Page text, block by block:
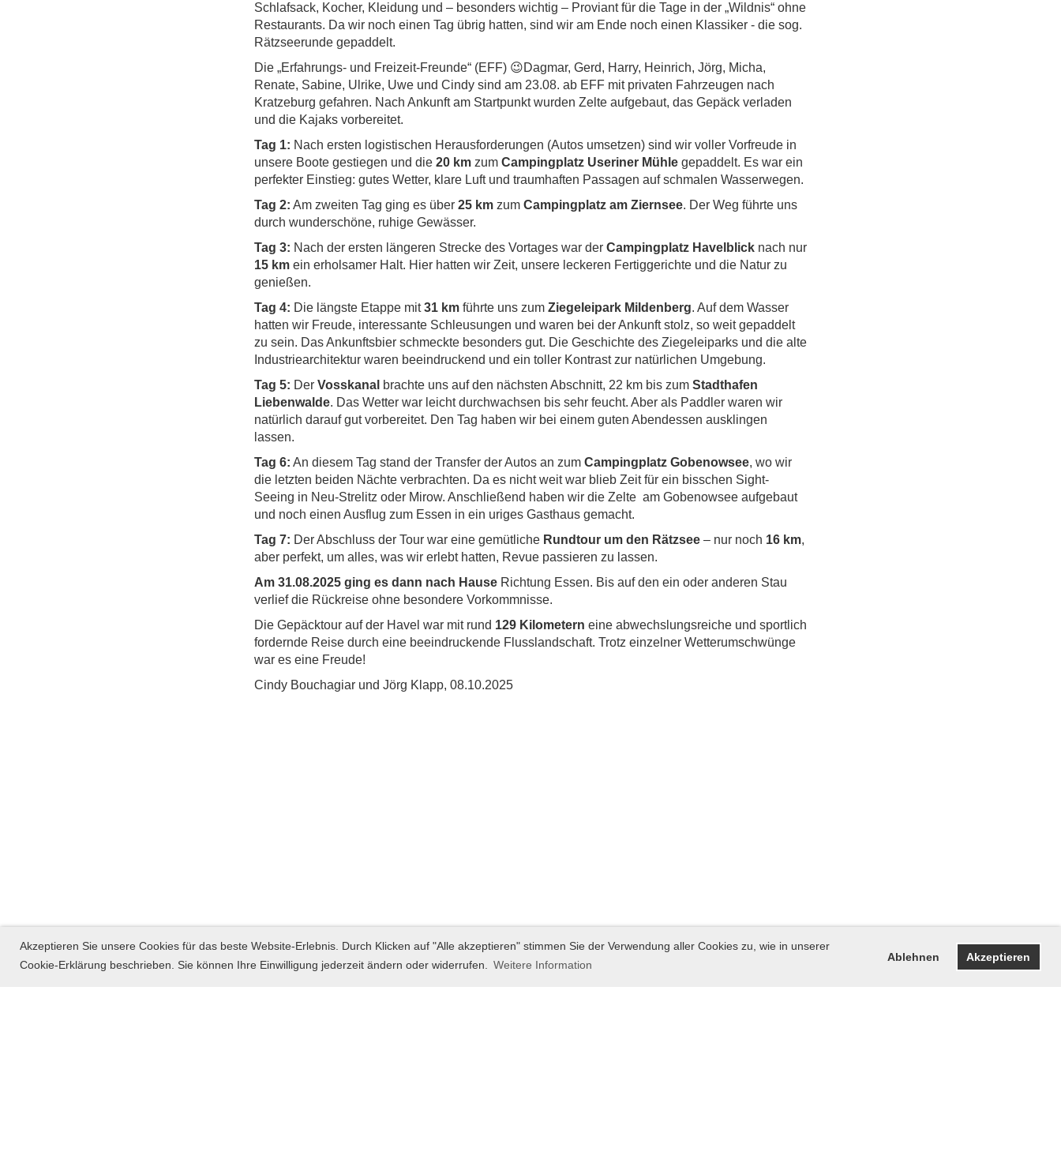
Akzeptieren Sie unsere Cookies für das beste Website-Erlebnis. Durch Klicken auf "Alle akzeptieren" stimmen Sie der Verwendung aller Cookies zu, wie in unserer
Cookie-Erklärung beschrieben. Sie können Ihre Einwilligung jederzeit ändern oder widerrufen. Weitere Information
Ablehnen Akzeptieren
Schlafsack, Kocher, Kleidung und – besonders wichtig – Proviant für die Tage in der „Wildnis“ ohne
Restaurants. Da wir noch einen Tag übrig hatten, sind wir am Ende noch einen Klassiker - die sog.
Rätzseerunde gepaddelt.
Die „Erfahrungs- und Freizeit-Freunde“ (EFF) 😉Dagmar, Gerd, Harry, Heinrich, Jörg, Micha,
Renate, Sabine, Ulrike, Uwe und Cindy sind am 23.08. ab EFF mit privaten Fahrzeugen nach
Kratzeburg gefahren. Nach Ankunft am Startpunkt wurden Zelte aufgebaut, das Gepäck verladen
und die Kajaks vorbereitet.
Tag 1: Nach ersten logistischen Herausforderungen (Autos umsetzen) sind wir voller Vorfreude in
unsere Boote gestiegen und die 20 kmzum Campingplatz Useriner Mühle gepaddelt. Es war ein
perfekter Einstieg: gutes Wetter, klare Luft und traumhaften Passagen auf schmalen Wasserwegen.
Tag 2: Am zweiten Tag ging es über 25 kmzum Campingplatz am Ziernsee. Der Weg führte uns
durch wunderschöne, ruhige Gewässer.
Tag 3: Nach der ersten längeren Strecke des Vortages war der Campingplatz Havelblicknach nur
15 kmein erholsamer Halt. Hier hatten wir Zeit, unsere leckeren Fertiggerichte und die Natur zu
genießen.
Tag 4: Die längste Etappe mit31 kmführte uns zum Ziegeleipark Mildenberg. Auf dem Wasser
hatten wir Freude, interessante Schleusungen und waren bei der Ankunft stolz, so weit gepaddelt
zu sein. Das Ankunftsbier schmeckte besonders gut. Die Geschichte des Ziegeleiparks und die alte
Industriearchitektur waren beeindruckend und ein toller Kontrast zur natürlichen Umgebung.
Tag 5: Der Vosskanal brachte uns auf den nächsten Abschnitt, 22 km bis zum Stadthafen
Liebenwalde. Das Wetter war leicht durchwachsen bis sehr feucht. Aber als Paddler waren wir
natürlich darauf gut vorbereitet. Den Tag haben wir bei einem guten Abendessen ausklingen
lassen.
Tag 6: An diesem Tag stand der Transfer der Autos an zum Campingplatz Gobenowsee, wo wir
die letzten beiden Nächte verbrachten. Da es nicht weit war blieb Zeit für ein bisschen Sight-
Seeing in Neu-Strelitz oder Mirow. Anschließend haben wir die Zelte am Gobenowsee aufgebaut
und noch einen Ausflug zum Essen in ein uriges Gasthaus gemacht.
Tag 7: Der Abschluss der Tour war eine gemütliche Rundtour um den Rätzsee– nur noch 16 km,
aber perfekt, um alles, was wir erlebt hatten, Revue passieren zu lassen.
Am 31.08.2025 ging es dann nach Hause Richtung Essen. Bis auf den ein oder anderen Stau
verlief die Rückreise ohne besondere Vorkommnisse.
Die Gepäcktour auf der Havel war mit rund 129 Kilometern eine abwechslungsreiche und sportlich
fordernde Reise durch eine beeindruckende Flusslandschaft. Trotz einzelner Wetterumschwünge
war es eine Freude!
Cindy Bouchagiar und Jörg Klapp, 08.10.2025